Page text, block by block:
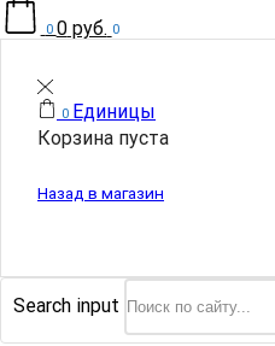
0 0руб. 0
0 Единицы
Корзина пуста
Назад в магазин
Search input